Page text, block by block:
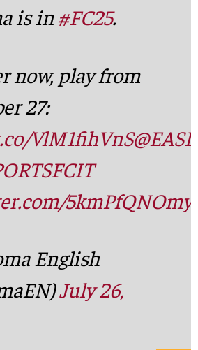
is in#FC25.
now, play from
27:
VlM1fihVnS
5kmPfQNOmy
English
July 26,